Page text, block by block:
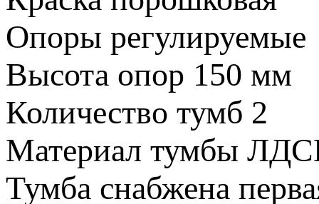
Опоры регулируемые
Высота опор 150 мм
Количество тумб 2
Материал тумбы
Тумба снабжена